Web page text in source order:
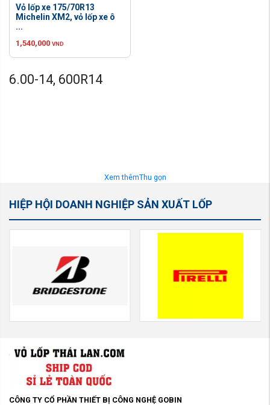
Vỏ lốp xe 175/70R13
Michelin XM2, vỏ lốp xe ô
...
1,540,000 VND
6.00-14, 600R14
Xem thêmThu gọn
HIỆP HỘI DOANH NGHIỆP SẢN XUẤT LỐP
CÔNG TY CỔ PHẦN THIẾT BỊ CÔNG NGHỆ GOBIN